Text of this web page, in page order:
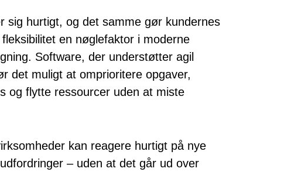
sig hurtigt, og det samme gør kundernes
en nøglefaktor i moderne
Software, der understøtter agil
det muligt at omprioritere opgaver,
og flytte ressourcer uden at miste
kan reagere hurtigt på nye
– uden at det går ud over